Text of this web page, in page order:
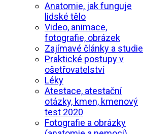
Anatomie, jak funguje
lidské tělo
Video, animace,
fotografie, obrázek
Zajímavé články a studie
Praktické postupy v
ošetřovatelství
Léky
Atestace, atestační
otázky, kmen, kmenový
test 2020
Fotografie a obrázky